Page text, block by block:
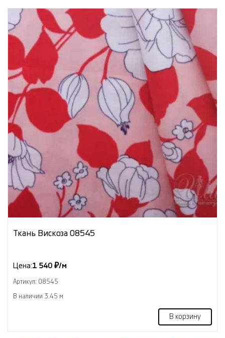
Ткань Вискоза 08545
Цена:1 540 ₽/м
Артикул: 08545
В наличии 3.45 м
В корзину